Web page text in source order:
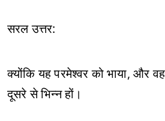
सरल उत्तर:
क्योंकि यह परमेश्वर को भाया, और
दूसरे से भिन्न हों।